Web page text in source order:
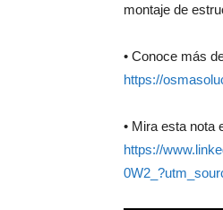
montaje de
• Conoce más
https://
• Mira esta nota
https://